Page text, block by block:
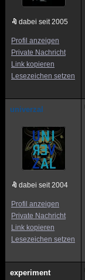
dabei seit 2005
Profil anzeigen
Private Nachricht
Link kopieren
Lesezeichen setzen
univerzal
dabei seit 2004
Profil anzeigen
Private Nachricht
Link kopieren
Lesezeichen setzen
experiment